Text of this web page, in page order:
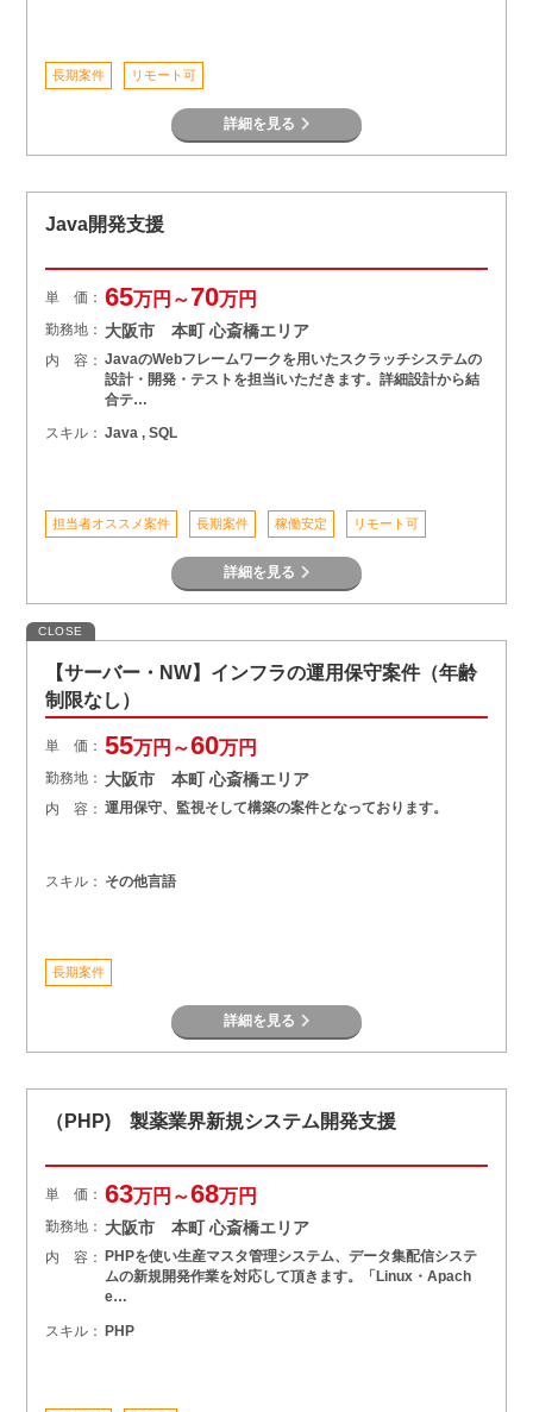
長期案件 リモート可
詳細を見る
Java開発支援
単 価： 65万円～70万円
勤務地： 大阪市 本町 心斎橋エリア
内 容： JavaのWebフレームワークを用いたスクラッチシステムの
設計・開発・テストを担当iいただきます。詳細設計から結
合テ…
スキル： Java , SQL
担当者オススメ案件 長期案件 稼働安定 リモート可
詳細を見る
CLOSE
【サーバー・NW】インフラの運用保守案件（年齢
制限なし）
単 価： 55万円～60万円
勤務地： 大阪市 本町 心斎橋エリア
内 容： 運用保守、監視そして構築の案件となっております。
スキル： その他言語
長期案件
詳細を見る
（PHP) 製薬業界新規システム開発支援
単 価： 63万円～68万円
勤務地： 大阪市 本町 心斎橋エリア
内 容：
PHPを使い生産マスタ管理システム、データ集配信システ
ムの新規開発作業を対応して頂きます。「Linux・Apach
e…
スキル： PHP